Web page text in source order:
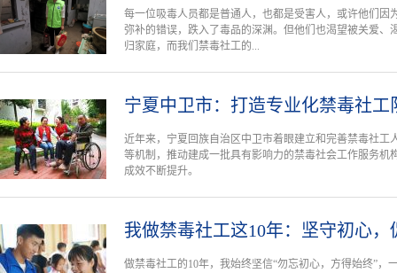
每一位吸毒人员都是普通人，也都是受害人，或许他们因
弥补的错误，跌入了毒品的深渊。但他们也渴望被关爱、
归家庭，而我们禁毒社工的...
宁夏中卫市：打造专业化禁毒社工
近年来，宁夏回族自治区中卫市着眼建立和完善禁毒社工
等机制，推动建成一批具有影响力的禁毒社会工作服务机
成效不断提升。
我做禁毒社工这10年：坚守初心，
做禁毒社工的10年，我始终坚信“勿忘初心，方得始终”，